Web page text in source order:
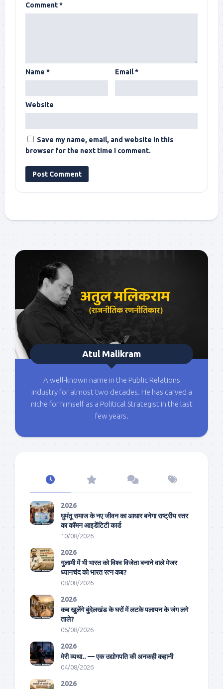
Comment*
Name * Email*
Website
Save my name, email, and website in this
browser for the next time I comment.
Atul Malikram
A well-known name in the Public Relations
industry for almost two decades. He has carved a
niche for himself as a Political Strategist in the last
few years.
2026
घुमंतू समाज के नए जीवन का आधार बनेगा राष्ट्रीय स्तर
का कॉमन आइडेंटिटी कार्ड
10/08/2026
2026
गुलामी में भी भारत को विश्व विजेता बनाने वाले मेजर
ध्यानचंद को भारत रत्न कब?
08/08/2026
2026
कब खुलेंगे बुंदेलखंड के घरों में लटके पलायन के जंग लगे
ताले?
06/08/2026
2026
मेरी व्यथा.. — एक उद्योगपति की अनकही कहानी
04/08/2026
2026